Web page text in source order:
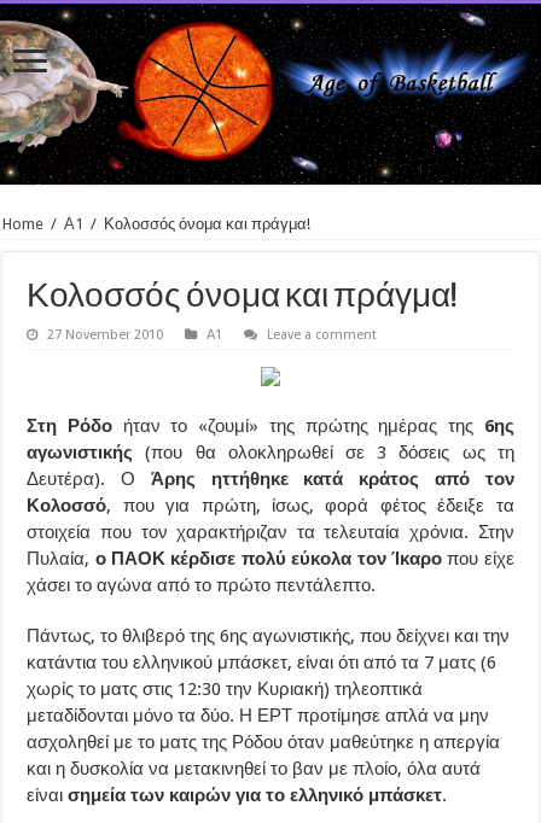
Home / Α1 / Κολοσσός όνομα και πράγμα!
Κολοσσός όνομα και πράγμα!
27 November 2010 Α1 Leave a comment
Στη Ρόδοήταν το «ζουμί» της πρώτης ημέρας της 6ης
αγωνιστικής (που θα ολοκληρωθεί σε 3 δόσεις ως τη
Δευτέρα). Ο Άρης ηττήθηκε κατά κράτος από τον
Κολοσσό, που για πρώτη, ίσως, φορά φέτος έδειξε τα
στοιχεία που τον χαρακτήριζαν τα τελευταία χρόνια. Στην
Πυλαία, ο ΠΑΟΚ κέρδισε πολύ εύκολα τον Ίκαροπου είχε
χάσει το αγώνα από το πρώτο πεντάλεπτο.
Πάντως, το θλιβερό της 6ης αγωνιστικής, που δείχνει και την
κατάντια του ελληνικού μπάσκετ, είναι ότι από τα 7 ματς (6
χωρίς το ματς στις 12:30 την Κυριακή) τηλεοπτικά
μεταδίδονται μόνο τα δύο. Η ΕΡΤ προτίμησε απλά να μην
ασχοληθεί με το ματς της Ρόδου όταν μαθεύτηκε η απεργία
και η δυσκολία να μετακινηθεί το βαν με πλοίο, όλα αυτά
είναισημεία των καιρών για το ελληνικό μπάσκετ.